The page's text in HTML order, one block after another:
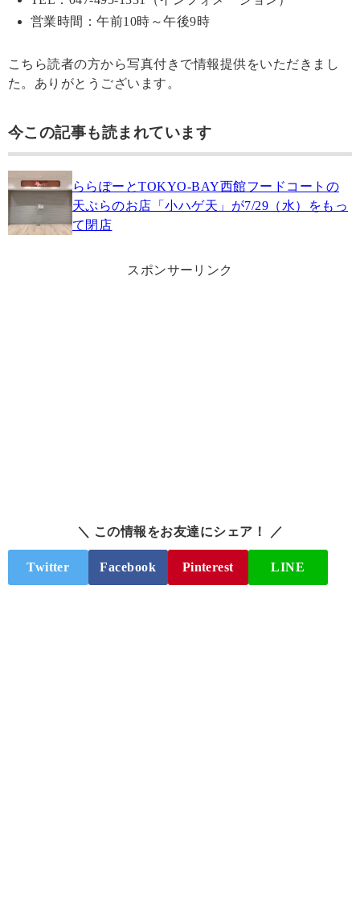
営業時間：午前10時～午後9時
こちら読者の方から写真付きで情報提供をいただきまし
た。ありがとうございます。
今この記事も読まれています
ららぽーとTOKYO‐BAY西館フードコートの
天ぷらのお店「小ハゲ天」が7/29（水）をもっ
て閉店
スポンサーリンク
＼ この情報をお友達にシェア！ ／
Twitter Facebook Pinterest LINE